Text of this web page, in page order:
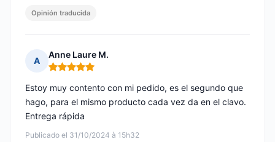
Opinión traducida
A
Anne Laure M.
Nota: 5 de 5
Publicado el 31/10/2024 à 15h32
Estoy muy contento con mi pedido, es el segundo que
hago, para el mismo producto cada vez da en el clavo.
Entrega rápida